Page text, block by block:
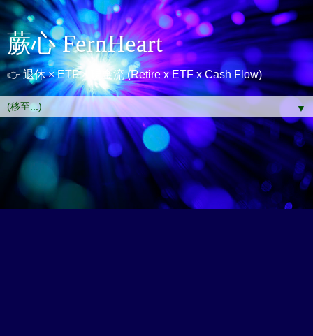
蕨心 FernHeart
👉 退休 × ETF × 現金流 (Retire x ETF x Cash Flow)
▼